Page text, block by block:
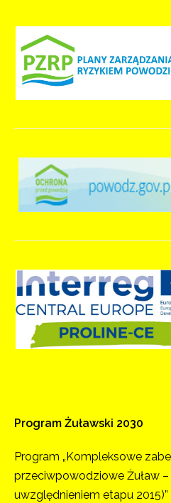
Program Żuławski 2030
Program „Kompleksowe
przeciwpowodziowe Żuław
uwzględnieniem etapu